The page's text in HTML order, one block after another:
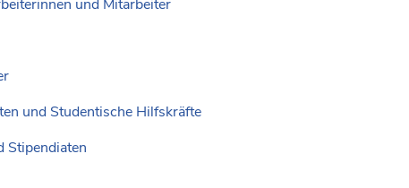
und Mitarbeiter
und Studentische Hilfskräfte
Stipendiaten